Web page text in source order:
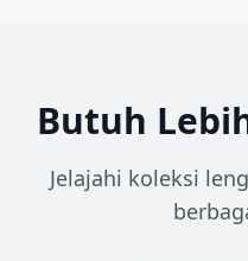
Butuh
Jelajahi koleksi